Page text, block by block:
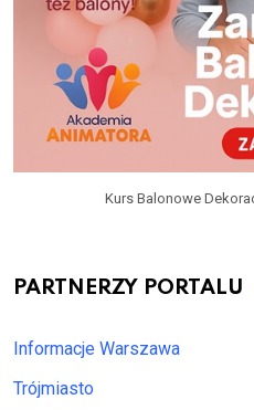
Kurs Balonowe
PARTNERZY PORTALU
Informacje Warszawa
Trójmiasto